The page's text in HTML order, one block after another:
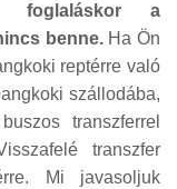
foglaláskor a
benne. Ha Ön
reptérre való
szállodába,
transzferrel
transzfer
Mi javasoljuk